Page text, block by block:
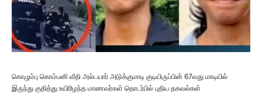
கொழும்பு கொம்பனி வீதி அல்டயார் அடுக்குமாடி குடியிருப்பின் 67வது மாடியில்
இருந்து குதித்து உயிரிழந்த மாணவர்கள் தொடர்பில் புதிய தகவல்கள்